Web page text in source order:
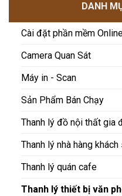
DANH
Cài đặt phần mềm
Camera Quan Sát
Máy in - Scan
Sản Phẩm Bán Chạy
Thanh lý đồ nội thất gia
Thanh lý nhà hàng khách
Thanh lý quán cafe
Thanh lý thiết bị văn